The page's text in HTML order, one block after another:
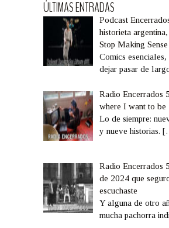
ÚLTIMAS ENTRADAS
Podcast
historieta
Stop Making Sense
Comics esenciales,
dejar pasar de
Radio Encerrados
where I want to be
Lo de siempre:
y nueve historias.
Radio Encerrados
de 2024 que
escuchaste
Y alguna de otro
mucha pachorra